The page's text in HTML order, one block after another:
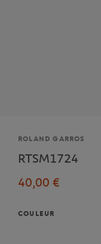
Marque
ROLAND GARROS
RTSM1724
40,00 €
COULEUR